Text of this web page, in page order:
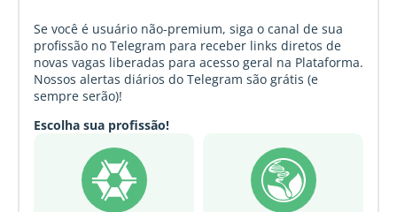
Se você é usuário não-premium, siga o canal de sua
profissão no Telegram para receber links diretos de
novas vagas liberadas para acesso geral na Plataforma.
Nossos alertas diários do Telegram são grátis (e
sempre serão)!
Escolha sua profissão!